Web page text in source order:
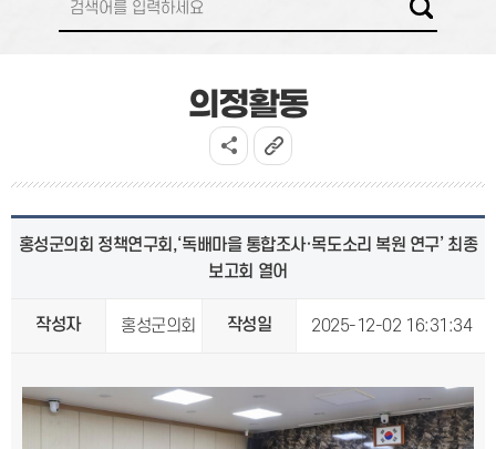
의정활동
홍성군의회 정책연구회,‘독배마을 통합조사·목도소리 복원 연구’ 최종
보고회 열어
작성자 홍성군의회 작성일 2025-12-02 16:31:34